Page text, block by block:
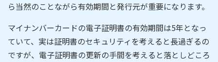
ら当然のことながら有効期間と発行元が重要になります。
マイナンバーカードの電子証明書の有効期間は5年となっ
ていて、実は証明書のセキュリティを考えると長過ぎるの
ですが、電子証明書の更新の手間を考えると落としどころ